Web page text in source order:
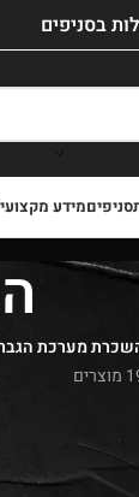
בסניפים
סניפיםמידע מקצועי
מערכת
הסאונד – השכרת